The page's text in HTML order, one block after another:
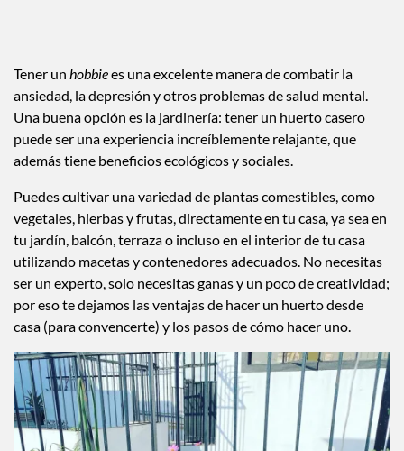
Tener un hobbiees una excelente manera de combatir la
ansiedad, la depresión y otros problemas de salud mental.
Una buena opción es la jardinería: tener un huerto casero
puede ser una experiencia increíblemente relajante, que
además tiene beneficios ecológicos y sociales.
Puedes cultivar una variedad de plantas comestibles, como
vegetales, hierbas y frutas, directamente en tu casa, ya sea en
tu jardín, balcón, terraza o incluso en el interior de tu casa
utilizando macetas y contenedores adecuados. No necesitas
ser un experto, solo necesitas ganas y un poco de creatividad;
por eso te dejamos las ventajas de hacer un huerto desde
casa (para convencerte) y los pasos de cómo hacer uno.